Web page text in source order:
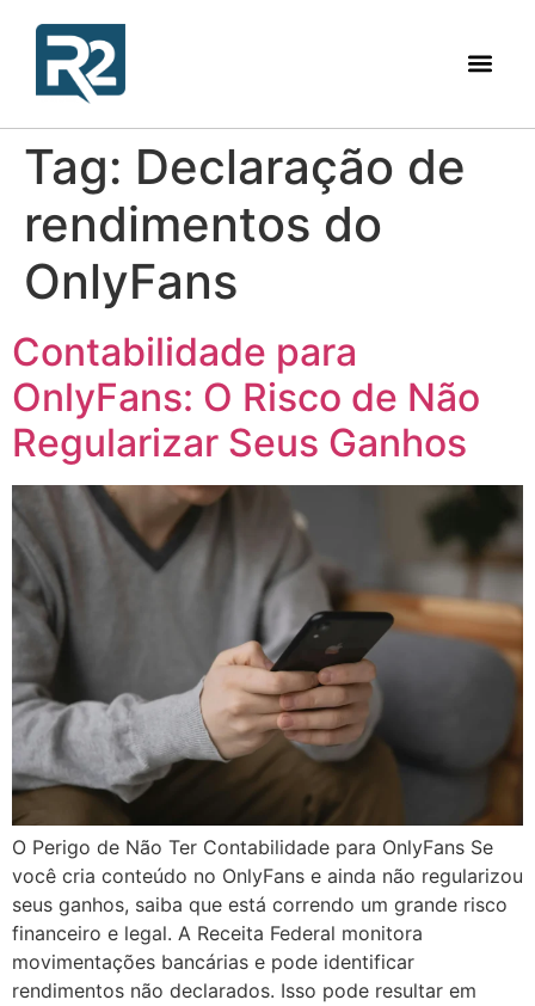
Tag: Declaração de
rendimentos do
OnlyFans
Contabilidade para
OnlyFans: O Risco de Não
Regularizar Seus Ganhos
O Perigo de Não Ter Contabilidade para OnlyFans Se
você cria conteúdo no OnlyFans e ainda não regularizou
seus ganhos, saiba que está correndo um grande risco
financeiro e legal. A Receita Federal monitora
movimentações bancárias e pode identificar
rendimentos não declarados. Isso pode resultar em